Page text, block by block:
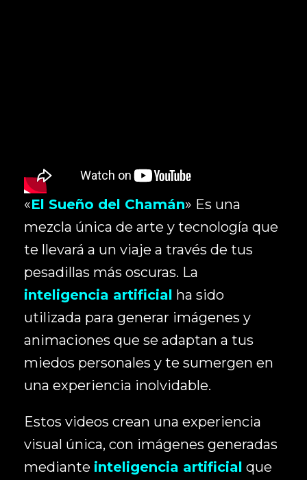
«El Sueño del Chamán» Es una
mezcla única de arte y tecnología que
te llevará a un viaje a través de tus
pesadillas más oscuras. La
inteligencia artificial ha sido
utilizada para generar imágenes y
animaciones que se adaptan a tus
miedos personales y te sumergen en
una experiencia inolvidable.
Estos videos crean una experiencia
visual única, con imágenes generadas
mediante inteligencia artificial que